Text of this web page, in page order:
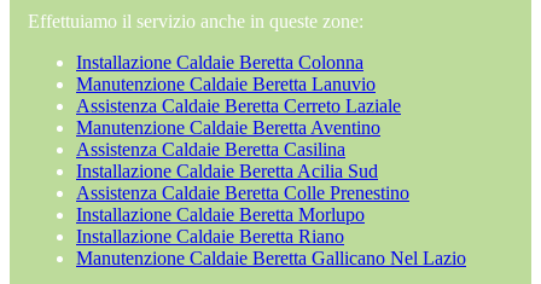
Effettuiamo il servizio anche in queste zone:
Installazione Caldaie Beretta Colonna
Manutenzione Caldaie Beretta Lanuvio
Assistenza Caldaie Beretta Cerreto Laziale
Manutenzione Caldaie Beretta Aventino
Assistenza Caldaie Beretta Casilina
Installazione Caldaie Beretta Acilia Sud
Assistenza Caldaie Beretta Colle Prenestino
Installazione Caldaie Beretta Morlupo
Installazione Caldaie Beretta Riano
Manutenzione Caldaie Beretta Gallicano Nel Lazio